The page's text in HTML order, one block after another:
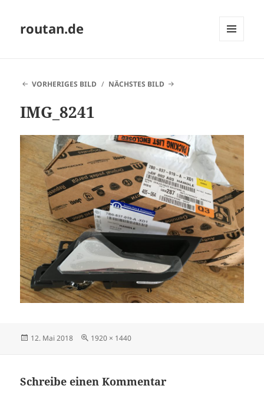
routan.de
VORHERIGES BILD
NÄCHSTES BILD
IMG_8241
Veröffentlicht
12. Mai 2018 Originalgröße
1920 × 1440
Schreibe einen Kommentar